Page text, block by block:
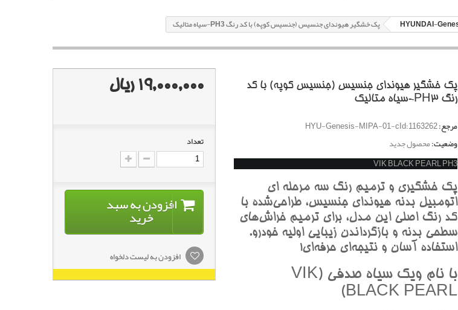
پک خشگير هیوندای جنسیس (جنسیس کوپه) با کد رنگ PH3-سياه متاليک
پک خشگير هیوندای جنسیس (جنسیس کوپه) با کد
رنگ PH3-سياه متاليک
مرجع:HYU-Genesis-MIPA-01-cId:1163262
وضعیت:محصول جدید
VIK BLACK PEARL PH3
پک خشگيري و ترميم رنگ سه مرحله اي
اتومبيل بدنه هيونداي جنسيس، طراحي‌شده با
کد رنگ اصلي اين مدل، براي ترميم خراش‌هاي
سطحي بدنه و بازگرداندن زيبايي اوليه خودرو.
استفاده آسان و نتيجه‌اي حرفه‌اي!
با نام ويک سياه صدفي (VIK
BLACK PEARL)
19,000,000 ریال
تعداد
افزودن به سبد
خرید
افزودن به لیست دلخواه